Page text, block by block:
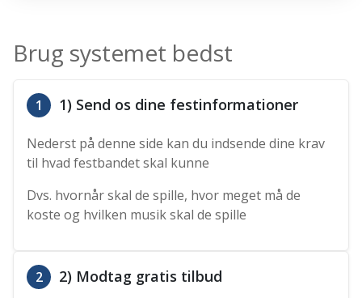
Brug systemet bedst
1 1) Send os dine festinformationer
Nederst på denne side kan du indsende dine krav
til hvad festbandet skal kunne
Dvs. hvornår skal de spille, hvor meget må de
koste og hvilken musik skal de spille
2 2) Modtag gratis tilbud